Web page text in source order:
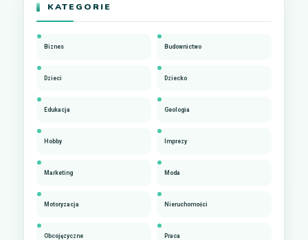
KATEGORIE
Biznes Budownictwo
Dzieci Dziecko
Edukacja Geologia
Hobby Imprezy
Marketing Moda
Motoryzacja Nieruchomości
Obcojęzyczne Praca